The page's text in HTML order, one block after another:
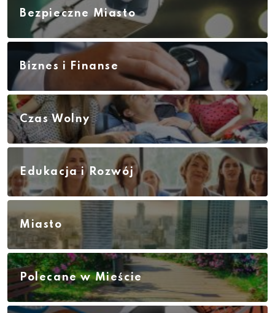
Bezpieczne Miasto
Biznes i Finanse
Czas Wolny
Edukacja i Rozwój
Miasto
Polecane w Mieście